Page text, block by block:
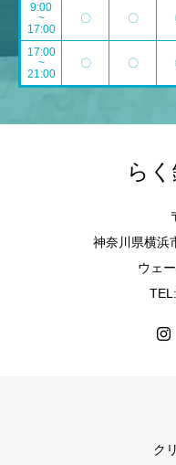
9:00
~
17:00
〇 〇
17:00
~
21:00
〇 〇
ら
神奈川県横浜
ウェ
ク